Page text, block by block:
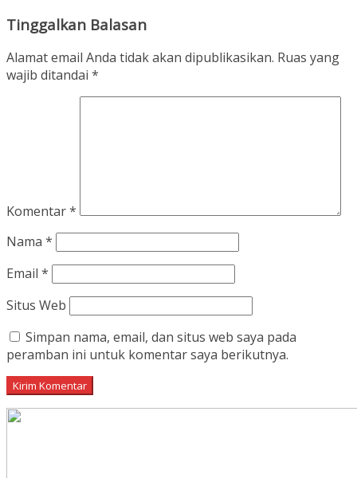
Tinggalkan Balasan
Alamat email Anda tidak akan dipublikasikan. Ruas yang
wajib ditandai *
Komentar*
Nama *
Email *
Situs Web
Simpan nama, email, dan situs web saya pada
peramban ini untuk komentar saya berikutnya.